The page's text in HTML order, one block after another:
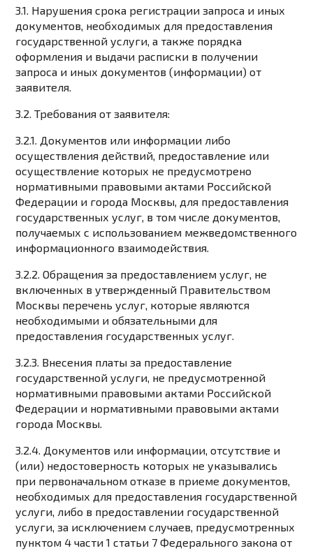
3.1. Нарушения срока регистрации запроса и иных
документов, необходимых для предоставления
государственной услуги, а также порядка
оформления и выдачи расписки в получении
запроса и иных документов (информации) от
заявителя.
3.2. Требования от заявителя:
3.2.1. Документов или информации либо
осуществления действий, предоставление или
осуществление которых не предусмотрено
нормативными правовыми актами Российской
Федерации и города Москвы, для предоставления
государственных услуг, в том числе документов,
получаемых с использованием межведомственного
информационного взаимодействия.
3.2.2. Обращения за предоставлением услуг, не
включенных в утвержденный Правительством
Москвы перечень услуг, которые являются
необходимыми и обязательными для
предоставления государственных услуг.
3.2.3. Внесения платы за предоставление
государственной услуги, не предусмотренной
нормативными правовыми актами Российской
Федерации и нормативными правовыми актами
города Москвы.
3.2.4. Документов или информации, отсутствие и
(или) недостоверность которых не указывались
при первоначальном отказе в приеме документов,
необходимых для предоставления государственной
услуги, либо в предоставлении государственной
услуги, за исключением случаев, предусмотренных
пунктом 4 части 1 статьи 7 Федерального закона от